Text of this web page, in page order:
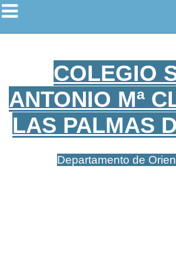
COLEGIO
ANTONIO Mª
LAS PALMAS
Departamento de